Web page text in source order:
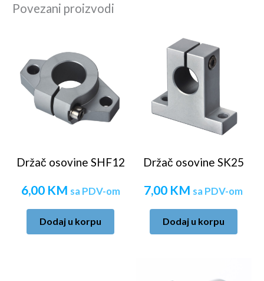
Povezani proizvodi
Držač osovine SHF12
6,00 KM sa PDV-om
Dodaj u korpu
Držač osovine SK25
7,00 KM sa PDV-om
Dodaj u korpu